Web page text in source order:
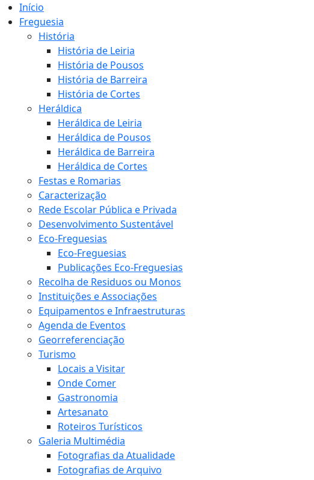
Início
Freguesia
História
História de Leiria
História de Pousos
História de Barreira
História de Cortes
Heráldica
Heráldica de Leiria
Heráldica de Pousos
Heráldica de Barreira
Heráldica de Cortes
Festas e Romarias
Caracterização
Rede Escolar Pública e Privada
Desenvolvimento Sustentável
Eco-Freguesias
Eco-Freguesias
Publicações Eco-Freguesias
Recolha de Residuos ou Monos
Instituições e Associações
Equipamentos e Infraestruturas
Agenda de Eventos
Georreferenciação
Turismo
Locais a Visitar
Onde Comer
Gastronomia
Artesanato
Roteiros Turísticos
Galeria Multimédia
Fotografias da Atualidade
Fotografias de Arquivo